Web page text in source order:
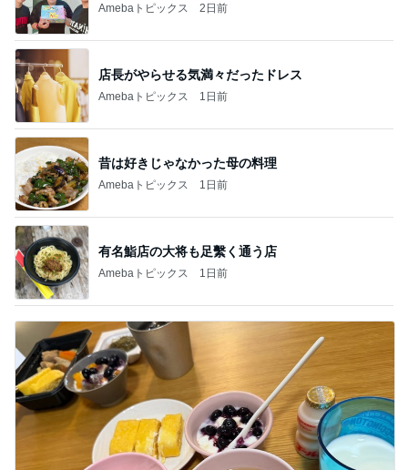
Amebaトピックス 2日前
店長がやらせる気満々だったドレス
Amebaトピックス 1日前
昔は好きじゃなかった母の料理
Amebaトピックス 1日前
有名鮨店の大将も足繫く通う店
Amebaトピックス 1日前